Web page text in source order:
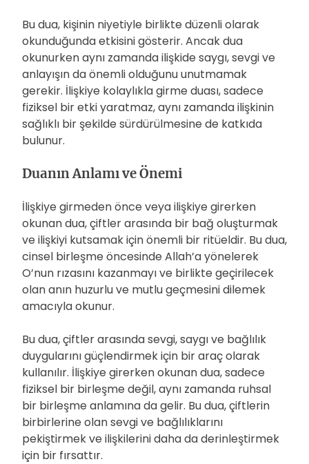
Bu dua, kişinin niyetiyle birlikte düzenli olarak
okunduğunda etkisini gösterir. Ancak dua
okunurken aynı zamanda ilişkide saygı, sevgi ve
anlayışın da önemli olduğunu unutmamak
gerekir. İlişkiye kolaylıkla girme duası, sadece
fiziksel bir etki yaratmaz, aynı zamanda ilişkinin
sağlıklı bir şekilde sürdürülmesine de katkıda
bulunur.
Duanın Anlamı ve Önemi
İlişkiye girmeden önce veya ilişkiye girerken
okunan dua, çiftler arasında bir bağ oluşturmak
ve ilişkiyi kutsamak için önemli bir ritüeldir. Bu dua,
cinsel birleşme öncesinde Allah’a yönelerek
O’nun rızasını kazanmayı ve birlikte geçirilecek
olan anın huzurlu ve mutlu geçmesini dilemek
amacıyla okunur.
Bu dua, çiftler arasında sevgi, saygı ve bağlılık
duygularını güçlendirmek için bir araç olarak
kullanılır. İlişkiye girerken okunan dua, sadece
fiziksel bir birleşme değil, aynı zamanda ruhsal
bir birleşme anlamına da gelir. Bu dua, çiftlerin
birbirlerine olan sevgi ve bağlılıklarını
pekiştirmek ve ilişkilerini daha da derinleştirmek
için bir fırsattır.